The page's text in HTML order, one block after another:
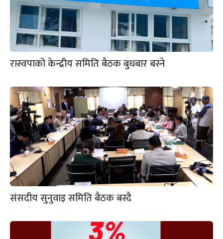
रास्वपाको केन्द्रीय समिति बैठक बुधबार बस्ने
संसदीय सुनुवाइ समिति बैठक बस्दै